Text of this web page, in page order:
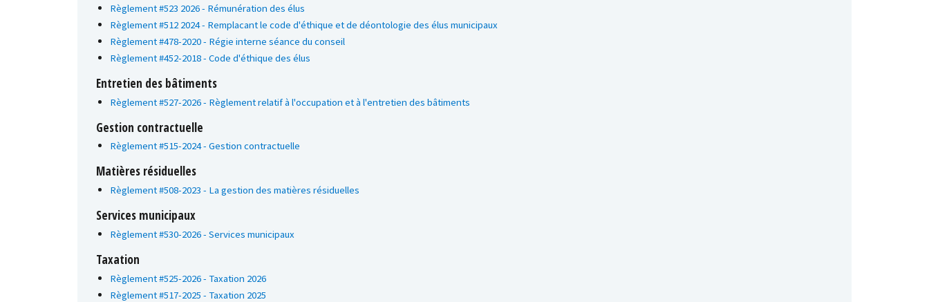
Règlement #523 2026 - Rémunération des élus
Règlement #512 2024 - Remplacant le code d'éthique et de déontologie des élus municipaux
Règlement #478-2020 - Régie interne séance du conseil
Règlement #452-2018 - Code d'éthique des élus
Entretien des bâtiments
Règlement #527-2026 - Règlement relatif à l'occupation et à l'entretien des bâtiments
Gestion contractuelle
Règlement #515-2024 - Gestion contractuelle
Matières résiduelles
Règlement #508-2023 - La gestion des matières résiduelles
Services municipaux
Règlement #530-2026 - Services municipaux
Taxation
Règlement #525-2026 - Taxation 2026
Règlement #517-2025 - Taxation 2025